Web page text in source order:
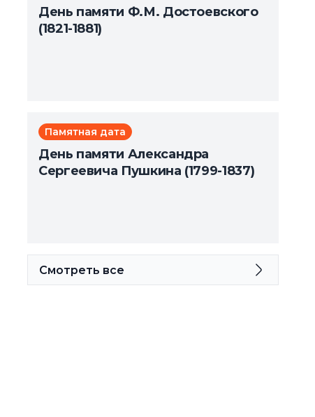
День памяти Ф.М. Достоевского
(1821-1881)
Памятная дата
День памяти Александра
Сергеевича Пушкина (1799-1837)
Смотреть все